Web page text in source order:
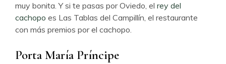
muy bonita. Y si te pasas por Oviedo, el rey del
cachopo es Las Tablas del Campillín, el restaurante
con más premios por el cachopo.
Porta María Príncipe